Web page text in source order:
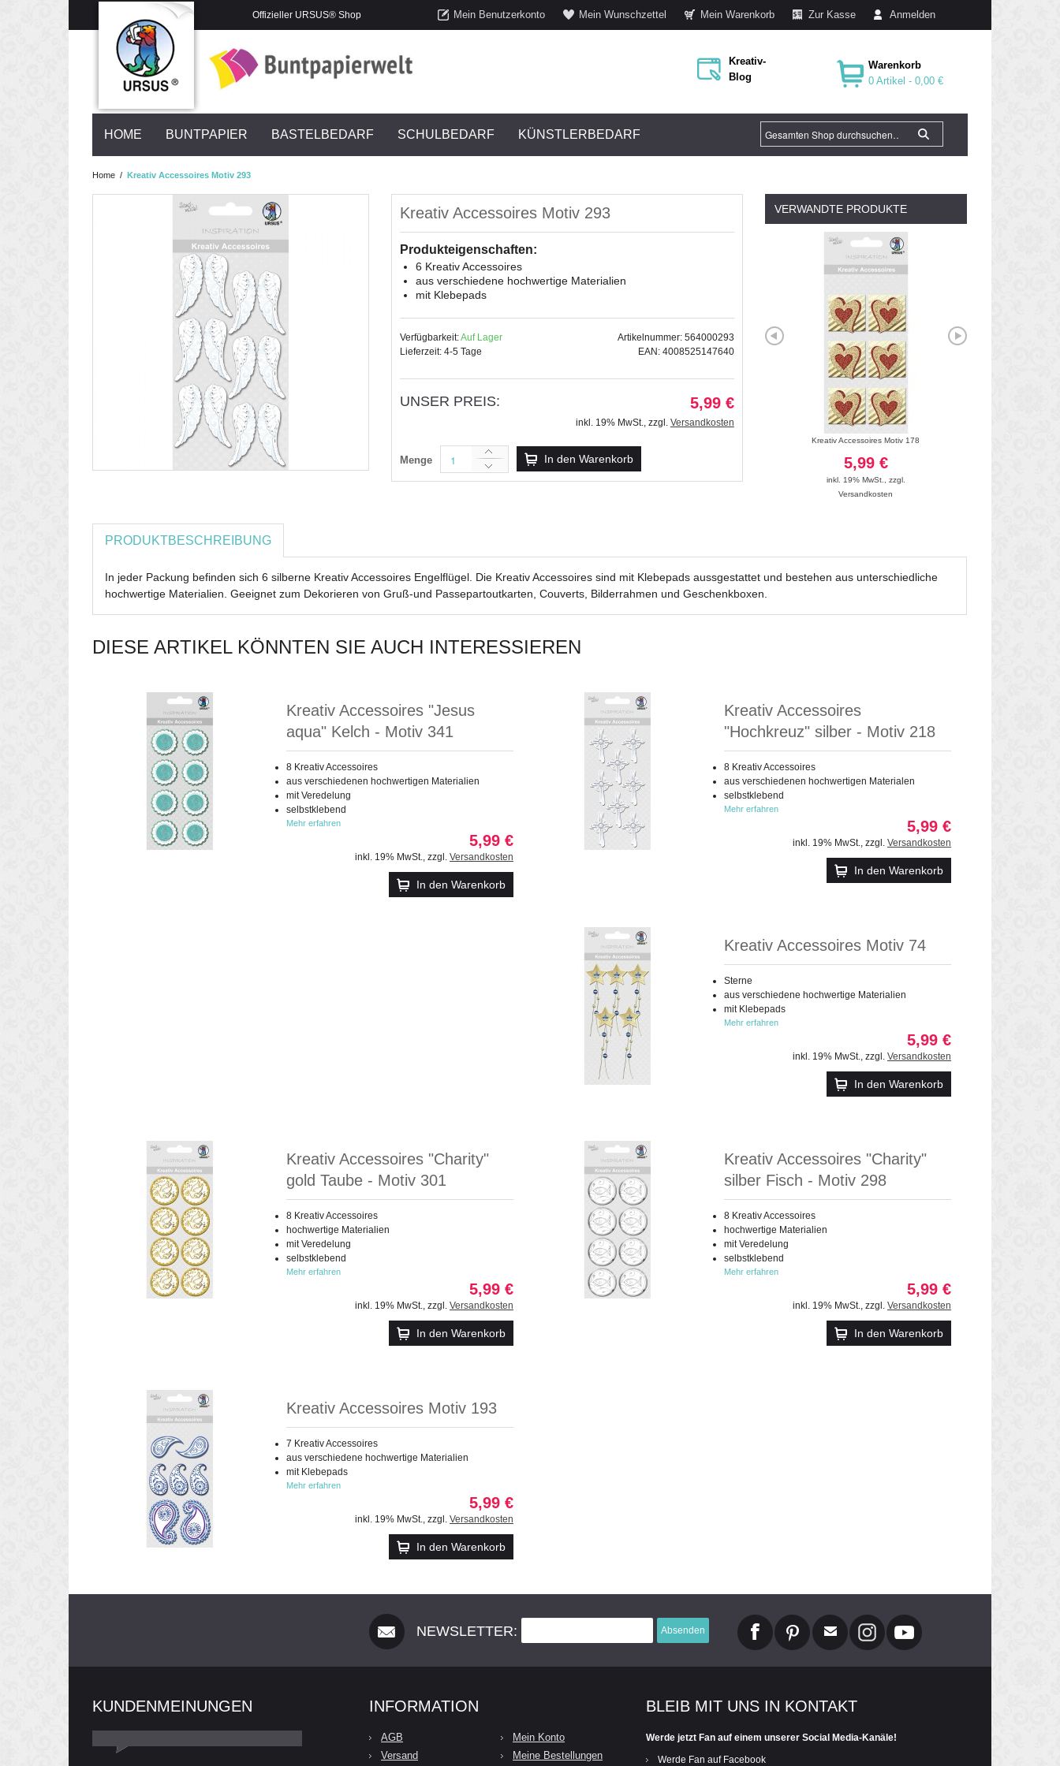
Offizieller URSUS® Shop Mein Benutzerkonto Mein Wunschzettel Mein Warenkorb Zur Kasse Anmelden
Kreativ-
Blog
Warenkorb
0 Artikel -0,00 €
HOME BUNTPAPIER BASTELBEDARF SCHULBEDARF KÜNSTLERBEDARF
Home / Kreativ Accessoires Motiv 293
Kreativ Accessoires Motiv 293
Produkteigenschaften:
6 Kreativ Accessoires
aus verschiedene hochwertige Materialien
mit Klebepads
Verfügbarkeit:Auf Lager
Lieferzeit: 4-5 Tage
Artikelnummer: 564000293
EAN: 4008525147640
UNSER PREIS: 5,99 €
inkl. 19% MwSt., zzgl. Versandkosten
Menge In den Warenkorb
VERWANDTE PRODUKTE
inkl. 19% MwSt.,zzgl.
Kreativ Accessoires Motiv 178
5,99 €
inkl. 19% MwSt.
zzgl.
Versandkosten
PRODUKTBESCHREIBUNG
In jeder Packung befinden sich 6 silberne Kreativ Accessoires Engelflügel. Die Kreativ Accessoires sind mit Klebepads aussgestattet und bestehen aus unterschiedliche
hochwertige Materialien. Geeignet zum Dekorieren von Gruß-und Passepartoutkarten, Couverts, Bilderrahmen und Geschenkboxen.
DIESE ARTIKEL KÖNNTEN SIE AUCH INTERESSIEREN
Kreativ Accessoires "Jesus
aqua" Kelch - Motiv 341
8 Kreativ Accessoires
aus verschiedenen hochwertigen Materialien
mit Veredelung
selbstklebend
Mehr erfahren
5,99 €
inkl. 19% MwSt., zzgl. Versandkosten
In den Warenkorb
Kreativ Accessoires
"Hochkreuz" silber - Motiv 218
8 Kreativ Accessoires
aus verschiedenen hochwertigen Materialen
selbstklebend
Mehr erfahren
5,99 €
inkl. 19% MwSt., zzgl. Versandkosten
In den Warenkorb
Kreativ Accessoires Motiv 74
Sterne
aus verschiedene hochwertige Materialien
mit Klebepads
Mehr erfahren
5,99 €
inkl. 19% MwSt., zzgl. Versandkosten
In den Warenkorb
Kreativ Accessoires "Charity"
gold Taube - Motiv 301
8 Kreativ Accessoires
hochwertige Materialien
mit Veredelung
selbstklebend
Mehr erfahren
5,99 €
inkl. 19% MwSt., zzgl. Versandkosten
In den Warenkorb
Kreativ Accessoires "Charity"
silber Fisch - Motiv 298
8 Kreativ Accessoires
hochwertige Materialien
mit Veredelung
selbstklebend
Mehr erfahren
5,99 €
inkl. 19% MwSt., zzgl. Versandkosten
In den Warenkorb
Kreativ Accessoires Motiv 193
7 Kreativ Accessoires
aus verschiedene hochwertige Materialien
mit Klebepads
Mehr erfahren
5,99 €
inkl. 19% MwSt., zzgl. Versandkosten
In den Warenkorb
NEWSLETTER: Absenden
KUNDENMEINUNGEN INFORMATION
AGB
Versand
Mein Konto
Meine Bestellungen
BLEIB MIT UNS IN KONTAKT
Werde jetzt Fan auf einem unserer Social Media-Kanäle!
Werde Fan auf Facebook